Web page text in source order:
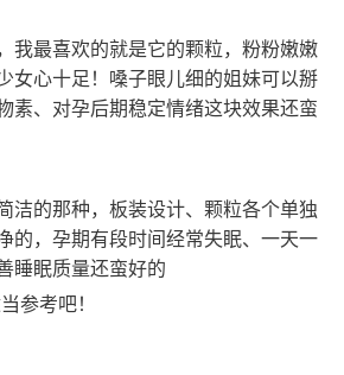
我最喜欢的就是它的颗粒，粉粉嫩嫩
女心十足！嗓子眼儿细的姐妹可以掰
素、对孕后期稳定情绪这块效果还蛮
洁的那种，板装设计、颗粒各个单独
的，孕期有段时间经常失眠、一天一
睡眠质量还蛮好的
参考吧！